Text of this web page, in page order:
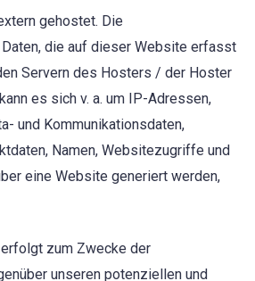
gehostet. Die
die auf dieser Website erfasst
Servern des Hosters / der Hoster
es sich v. a. um IP-Adressen,
und Kommunikationsdaten,
Namen, Websitezugriffe und
eine Website generiert werden,
zum Zwecke der
unseren potenziellen und